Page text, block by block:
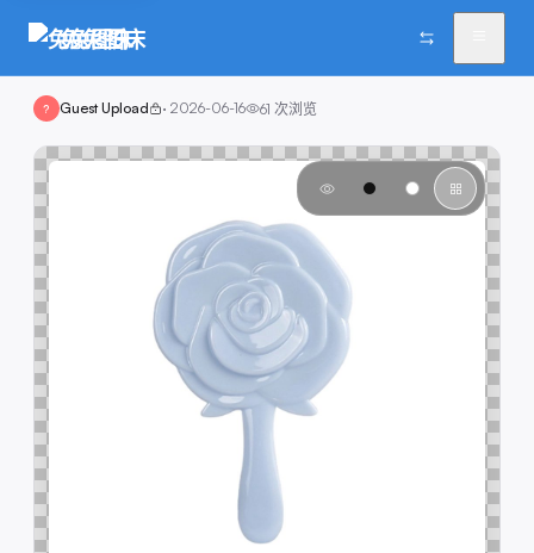
兔兔图床
? Guest Upload · 2026-06-16 61 次浏览